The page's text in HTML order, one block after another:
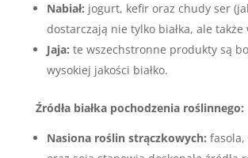
Nabiał: jogurt, kefir oraz chudy ser
dostarczają nie tylko białka, ale także
Jaja: te wszechstronne produkty są
wysokiej jakości białko.
Źródła białka pochodzenia roślinnego:
Nasiona roślin strączkowych: fasola,